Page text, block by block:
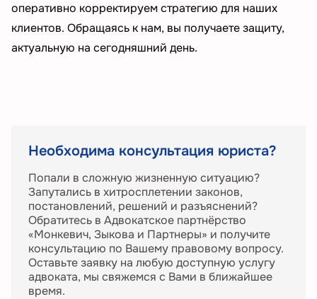
оперативно корректируем стратегию для наших
клиентов. Обращаясь к нам, вы получаете защиту,
актуальную на сегодняшний день.
Необходима консультация юриста?
Попали в сложную жизненную ситуацию?
Запутались в хитросплетении законов,
постановлений, решений и разъяснений?
Обратитесь в Адвокатское партнёрство
«Монкевич, Зыкова и Партнеры» и получите
консультацию по Вашему правовому вопросу.
Оставьте заявку на любую доступную услугу
адвоката, мы свяжемся с Вами в ближайшее
время.